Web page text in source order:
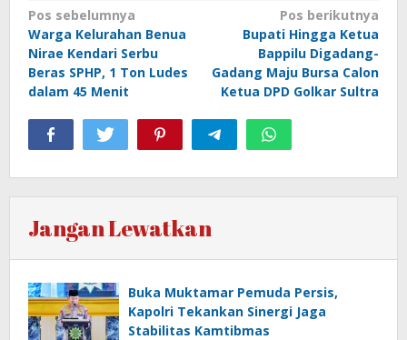
Navigasi
pos
Pos sebelumnya
Warga Kelurahan Benua
Nirae Kendari Serbu
Beras SPHP, 1 Ton Ludes
dalam 45 Menit
Pos berikutnya
Bupati Hingga Ketua
Bappilu Digadang-
Gadang Maju Bursa Calon
Ketua DPD Golkar Sultra
Jangan Lewatkan
Buka Muktamar Pemuda Persis,
Kapolri Tekankan Sinergi Jaga
Stabilitas Kamtibmas